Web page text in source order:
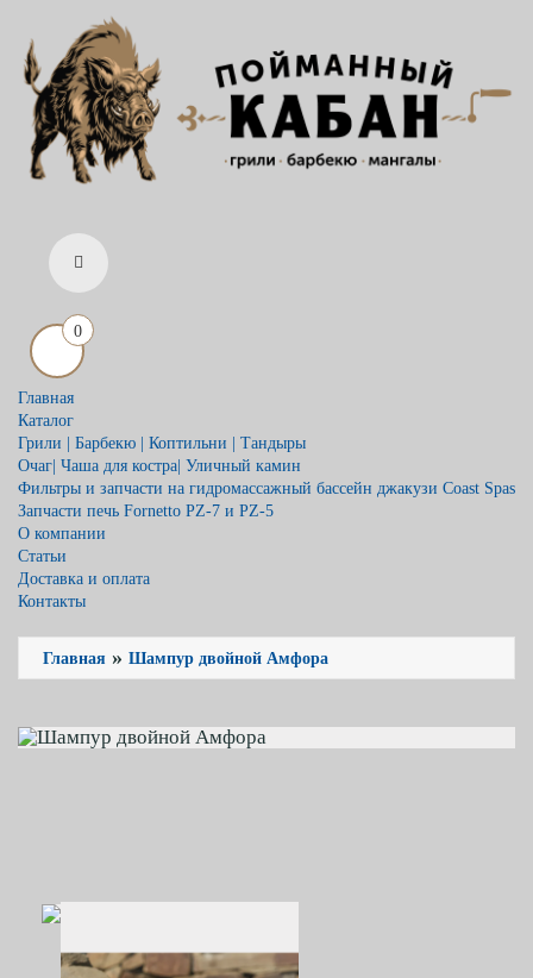
0
Главная
Каталог
Грили | Барбекю | Коптильни | Тандыры
Очаг| Чаша для костра| Уличный камин
Фильтры и запчасти на гидромассажный бассейн джакузи Coast Spas
Запчасти печь Fornetto PZ-7 и PZ-5
О компании
Статьи
Доставка и оплата
Контакты
Главная » Шампур двойной Амфора